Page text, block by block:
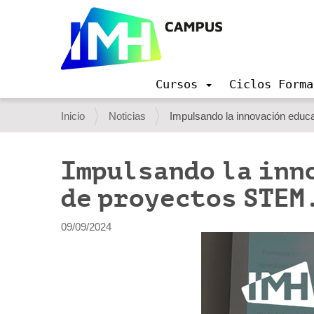
v
a
c
i
n
Cursos Ciclos
U
s
e
d
e
Inicio Noticias Impulsando la innovación
Impulsando la
de proyectos STEM.
09/09/2024